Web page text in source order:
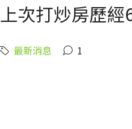
次打炒房歷經
最新消息 1